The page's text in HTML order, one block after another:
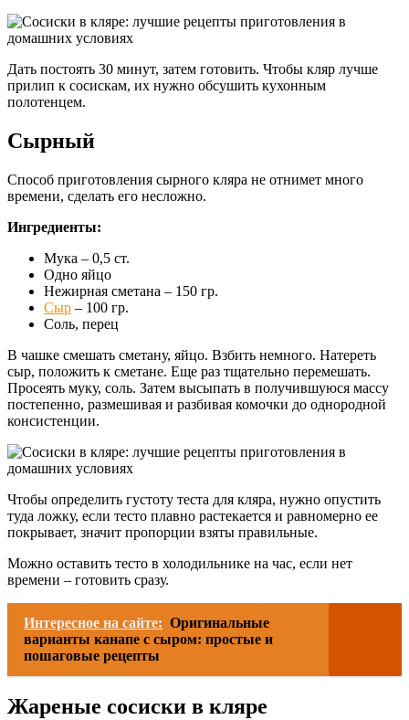
Дать постоять 30 минут, затем готовить. Чтобы кляр лучше
прилип к сосискам, их нужно обсушить кухонным
полотенцем.
Сырный
Способ приготовления сырного кляра не отнимет много
времени, сделать его несложно.
Ингредиенты:
Мука – 0,5 ст.
Одно яйцо
Нежирная сметана – 150 гр.
Сыр – 100 гр.
Соль, перец
В чашке смешать сметану, яйцо. Взбить немного. Натереть
сыр, положить к сметане. Еще раз тщательно перемешать.
Просеять муку, соль. Затем высыпать в получившуюся массу
постепенно, размешивая и разбивая комочки до однородной
консистенции.
Чтобы определить густоту теста для кляра, нужно опустить
туда ложку, если тесто плавно растекается и равномерно ее
покрывает, значит пропорции взяты правильные.
Можно оставить тесто в холодильнике на час, если нет
времени – готовить сразу.
Интересное на сайте: Оригинальные
варианты канапе с сыром: простые и
пошаговые рецепты
Жареные сосиски в кляре